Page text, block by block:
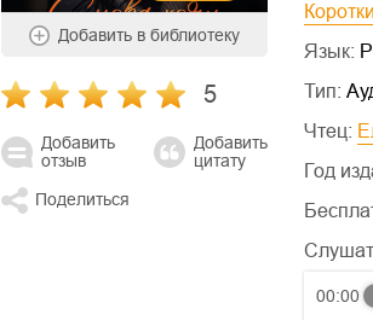
Добавить в библиотеку
5
Добавить
отзыв
Добавить
цитату
Поделиться
Язык:
Тип:
Чтец:
Год
00:00